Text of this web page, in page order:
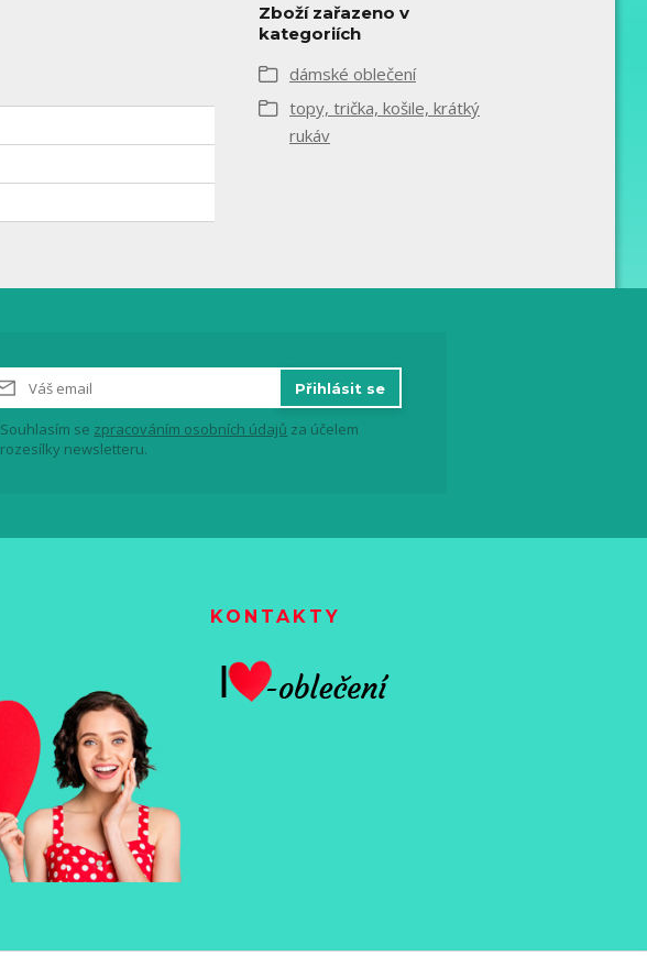
Zboží zařazeno v
kategoriích
dámské oblečení
topy, trička, košile, krátký
rukáv
Přihlásit se
Souhlasím se zpracováním osobních údajů za účelem
rozesílky newsletteru.
KONTAKTY